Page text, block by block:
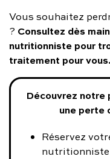
Vous souhaitez
? Consultez dès
nutritionniste pour
traitement pour vous.
Découvrez notre
une perte
Réservez
nutritionniste